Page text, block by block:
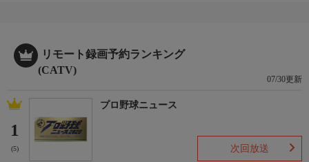
リモート録画予約ランキング
(CATV)
07/30更新
1
(5)
プロ野球ニュース
次回放送